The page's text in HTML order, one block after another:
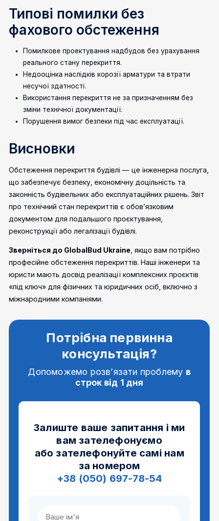
Типові помилки без
фахового обстеження
Помилкове проектування надбудов без урахування
реального стану перекриття.
Недооцінка наслідків корозії арматури та втрати
несучої здатності.
Використання перекриття не за призначенням без
зміни технічної документації.
Порушення вимог безпеки під час експлуатації.
Висновки
Обстеження перекриття будівлі — це інженерна послуга,
що забезпечує безпеку, економічну доцільність та
законність будівельних або експлуатаційних рішень. Звіт
про технічний стан перекриттів є обов’язковим
документом для подальшого проєктування,
реконструкції або легалізації будівлі.
Зверніться до GlobalBud Ukraine , якщо вам потрібно
професійне обстеження перекриттів. Наші інженери та
юристи мають досвід реалізації комплексних проєктів
«під ключ» для фізичних та юридичних осіб, включно з
міжнародними компаніями.
Потрібна первинна
консультація?
Допоможемо розв’язати проблему в
строк від 1 дня
Залиште ваше запитання і ми
вам зателефонуємо
або зателефонуйте самі нам
за номером
+38 (050) 697-78-54